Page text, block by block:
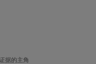
据的主角